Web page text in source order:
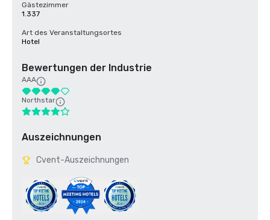
Gästezimmer
1.337
Art des Veranstaltungsortes
Hotel
Bewertungen der Industrie
AAA
Northstar
Auszeichnungen
Cvent-Auszeichnungen